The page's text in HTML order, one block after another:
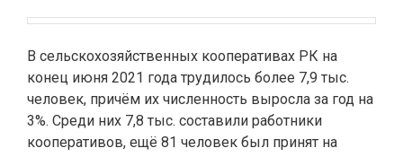
В сельскохозяйственных кооперативах РК на
конец июня 2021 года трудилось более 7,9 тыс.
человек, причём их численность выросла за год на
3%. Среди них 7,8 тыс. составили работники
кооперативов, ещё 81 человек был принят на